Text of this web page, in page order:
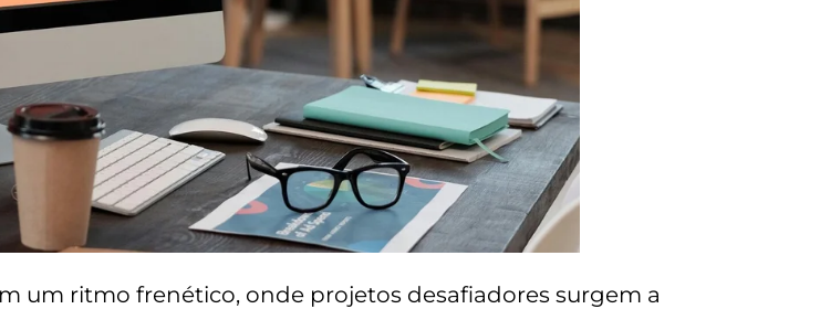
um ritmo frenético, onde projetos desafiadores surgem a